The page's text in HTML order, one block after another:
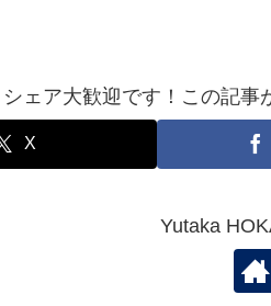
シェア大歓迎です！この記事
X
Yutaka